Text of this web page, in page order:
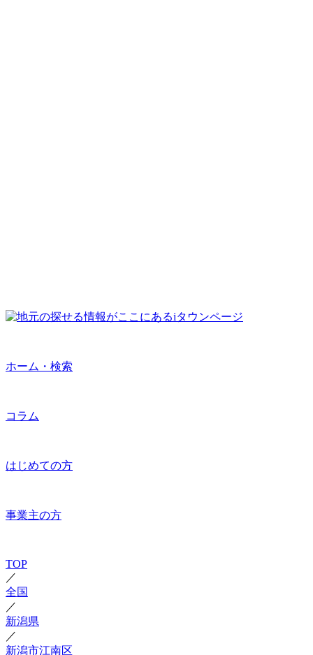
ホーム・検索
コラム
はじめての方
事業主の方
TOP
／
全国
／
新潟県
／
新潟市江南区